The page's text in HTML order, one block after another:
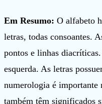
Em Resumo: O alfabeto
letras, todas consoantes.
pontos e linhas
esquerda. As letras
numerologia é importante
também têm significados